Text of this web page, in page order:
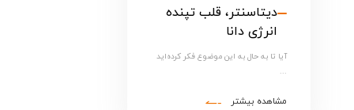
دیتاسنتر، قلب تپنده
انرژی دانا
آیا تا به حال به این موضوع فکر کرده‌اید
...
مشاهده بیشتر